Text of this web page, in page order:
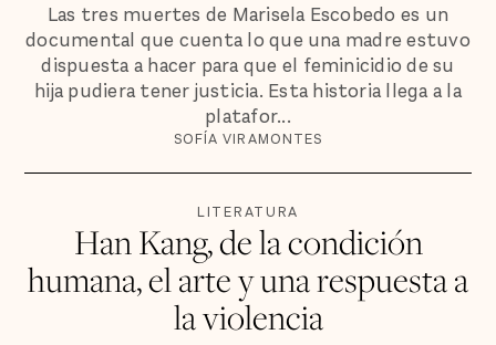
Las tres muertes de Marisela Escobedo es un
documental que cuenta lo que una madre estuvo
dispuesta a hacer para que el feminicidio de su
hija pudiera tener justicia. Esta historia llega a la
platafor...
SOFÍA VIRAMONTES
LITERATURA
Han Kang, de la condición
humana, el arte y una respuesta a
la violencia